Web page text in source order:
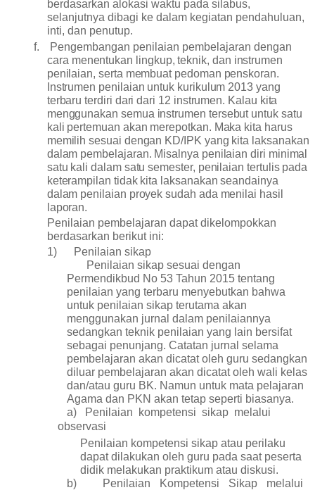
berdasarkan alokasi waktu pada silabus,
selanjutnya dibagi ke dalam kegiatan pendahuluan,
inti, dan penutup.
f.
Pengembangan penilaian pembelajaran dengan
cara menentukan lingkup, teknik, dan instrumen
penilaian, serta membuat pedoman penskoran.
Instrumen penilaian untuk kurikulum 2013 yang
terbaru terdiri dari dari 12 instrumen. Kalau kita
menggunakan semua instrumen tersebut untuk satu
kali pertemuan akan merepotkan. Maka kita harus
memilih sesuai dengan KD/IPK yang kita laksanakan
dalam pembelajaran. Misalnya penilaian diri minimal
satu kali dalam satu semester, penilaian tertulis pada
keterampilan tidak kita laksanakan seandainya
dalam penilaian proyek sudah ada menilai hasil
laporan.
Penilaian pembelajaran dapat dikelompokkan
berdasarkan berikut ini:
1)
Penilaian sikap
Penilaian sikap sesuai dengan
Permendikbud No 53 Tahun 2015 tentang
penilaian yang terbaru menyebutkan bahwa
untuk penilaian sikap terutama akan
menggunakan jurnal dalam penilaiannya
sedangkan teknik penilaian yang lain bersifat
sebagai penunjang. Catatan jurnal selama
pembelajaran akan dicatat oleh guru sedangkan
diluar pembelajaran akan dicatat oleh wali kelas
dan/atau guru BK. Namun untuk mata pelajaran
Agama dan PKN akan tetap seperti biasanya.
a)
Penilaian kompetensi sikap melalui
observasi
Penilaian kompetensi sikap atau perilaku
dapat dilakukan oleh guru pada saat peserta
didik melakukan praktikum atau diskusi.
b)
Penilaian Kompetensi Sikap melalui